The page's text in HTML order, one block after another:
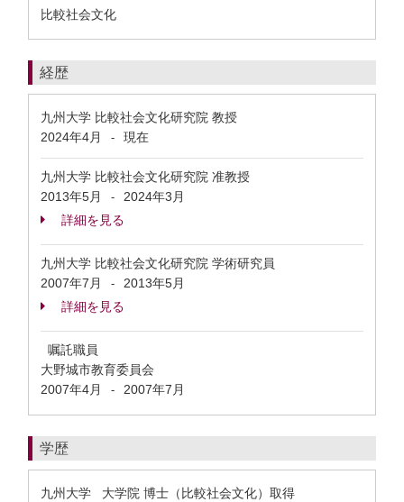
比較社会文化
経歴
九州大学 比較社会文化研究院 教授
2024年4月
- 現在
九州大学 比較社会文化研究院 准教授
2013年5月
-
2024年3月
詳細を見る
九州大学 比較社会文化研究院 学術研究員
2007年7月
-
2013年5月
詳細を見る
嘱託職員
大野城市教育委員会
2007年4月
- 2007年7月
学歴
九州大学 大学院 博士（比較社会文化）取得